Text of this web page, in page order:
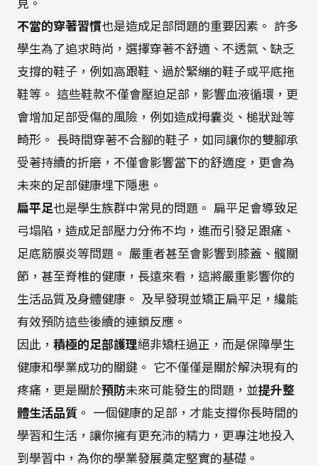
見。
不當的穿著習慣也是造成足部問題的重要因素。 許多
學生為了追求時尚，選擇穿著不舒適、不透氣、缺乏
支撐的鞋子，例如高跟鞋、過於緊繃的鞋子或平底拖
鞋等。 這些鞋款不僅會壓迫足部，影響血液循環，更
會增加足部受傷的風險，例如造成拇囊炎、槌狀趾等
畸形。 長時間穿著不合腳的鞋子，如同讓你的雙腳承
受著持續的折磨，不僅會影響當下的舒適度，更會為
未來的足部健康埋下隱患。
扁平足也是學生族群中常見的問題。 扁平足會導致足
弓塌陷，造成足部壓力分佈不均，進而引發足跟痛、
足底筋膜炎等問題。 嚴重者甚至會影響到膝蓋、髖關
節，甚至脊椎的健康，長遠來看，這將嚴重影響你的
生活品質及身體健康。 及早發現並矯正扁平足，纔能
有效預防這些後續的連鎖反應。
因此， 積極的足部護理絕非矯枉過正，而是保障學生
健康和學業成功的關鍵。 它不僅僅是關於解決現有的
疼痛，更是關於預防未來可能發生的問題，並提升整
體生活品質 。 一個健康的足部，才能支撐你長時間的
學習和生活，讓你擁有更充沛的精力，更專注地投入
到學習中，為你的學業發展奠定堅實的基礎。